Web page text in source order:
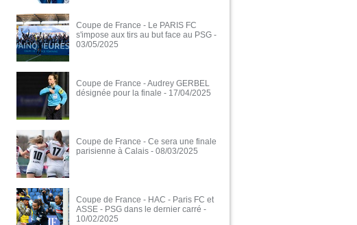
Coupe de France - Le PARIS FC
s'impose aux tirs au but face au PSG -
03/05/2025
Coupe de France - Audrey GERBEL
désignée pour la finale - 17/04/2025
Coupe de France - Ce sera une finale
parisienne à Calais - 08/03/2025
Coupe de France - HAC - Paris FC et
ASSE - PSG dans le dernier carré -
10/02/2025